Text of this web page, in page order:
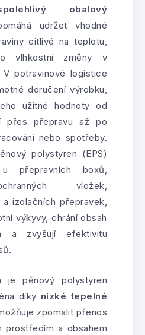
obalový
udržet vhodné
citlivé na teplotu,
vlhkostní změny v
potravinové logistice
doručení výrobku,
užitné hodnoty od
přes přepravu až po
nebo spotřeby.
polystyren (EPS)
přepravních boxů,
vložek,
izolačních přepravek,
výkyvy, chrání obsah
a zvyšují efektivitu
je pěnový polystyren
díky nízké tepelné
zpomalit přenos
prostředím a obsahem